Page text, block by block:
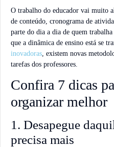
O trabalho do educador vai muito
de conteúdo, cronograma de
parte do dia a dia de quem
que a dinâmica de ensino está se
inovadoras, existem novas
tarefas dos professores.
Confira 7 dicas
organizar melhor
1. Desapegue
precisa mais